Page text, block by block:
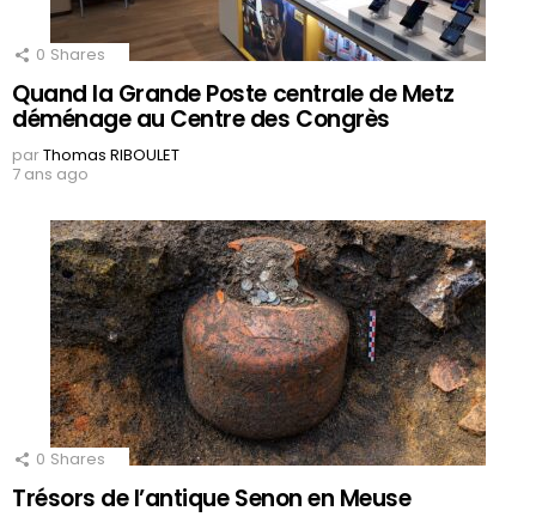
0 Shares
Quand la Grande Poste centrale de Metz
déménage au Centre des Congrès
parThomas RIBOULET
7 ans ago
0 Shares
Trésors de l’antique Senon en Meuse